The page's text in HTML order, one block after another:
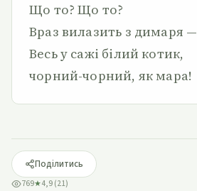
Що то? Що то?
Враз вилазить з димаря —
Весь у сажі білий котик,
чорний-чорний, як мара!
Поділитись
769★4,9 (21)